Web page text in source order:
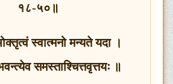
१८-५०॥
स्वात्मनो मन्यते यदा ।
समस्ताश्चित्तवृत्तयः ॥